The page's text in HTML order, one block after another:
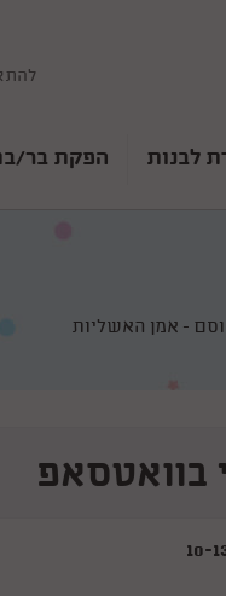
לבנות הפקת בר/
- אמן האשליות
בוואטסאפ